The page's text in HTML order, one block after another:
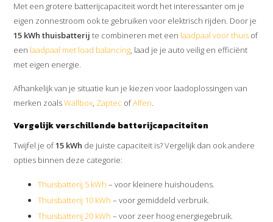
Met een grotere batterijcapaciteit wordt het interessanter om je
eigen zonnestroom ook te gebruiken voor elektrisch rijden. Door je
15 kWh thuisbatterij te combineren met een laadpaal voor thuis of
een laadpaal met load balancing, laad je je auto veilig en efficiënt
met eigen energie.
Afhankelijk van je situatie kun je kiezen voor laadoplossingen van
merken zoalsWallbox, Zaptec ofAlfen.
Vergelijk verschillende batterijcapaciteiten
Twijfel je of15 kWh de juiste capaciteit is? Vergelijk dan ook andere
opties binnen deze categorie:
Thuisbatterij 5 kWh – voor kleinere huishoudens.
Thuisbatterij 10 kWh – voor gemiddeld verbruik.
Thuisbatterij 20 kWh – voor zeer hoog energiegebruik.